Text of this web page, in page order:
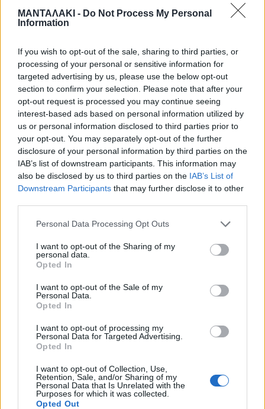
ΜΑΝΤΑΛΑΚΙ - Do Not Process My Personal
Information
If you wish to opt-out of the sale, sharing to third parties, or
processing of your personal or sensitive information for
targeted advertising by us, please use the below opt-out
section to confirm your selection. Please note that after your
opt-out request is processed you may continue seeing
interest-based ads based on personal information utilized by
us or personal information disclosed to third parties prior to
your opt-out. You may separately opt-out of the further
disclosure of your personal information by third parties on the
IAB’s list of downstream participants. This information may
also be disclosed by us to third parties on the IAB’s List of
Downstream Participants that may further disclose it to other
Personal Data Processing Opt Outs
I want to opt-out of the Sharing of my
personal data.
Opted In
I want to opt-out of the Sale of my
Personal Data.
Opted In
I want to opt-out of processing my
Personal Data for Targeted Advertising.
Opted In
I want to opt-out of Collection, Use,
Retention, Sale, and/or Sharing of my
Personal Data that Is Unrelated with the
Purposes for which it was collected.
Opted Out
, ο Χρήστος Παππάς της μεγάλης
ξαφνικά.. Ο Χρήστος που στην νιότη
μας κάναμε παρέα για κοινά όνειρα,
με γέλια και σχέδια για το μέλλον…
Αθόρυβος ηθοποιός με πολύ σοβαρή
πορεία κυρίως στο Θέατρο, ένα καλό
παιδί μέχρι το τέλος!!! Κόσμησε με την
παρουσία του και το ήθος του πολλές
μας καλόκαρδε και πάντα γελάστε
ΤΕΛΕΥΤΑΙΕΣ ΕΙΔΗΣΕΙΣ